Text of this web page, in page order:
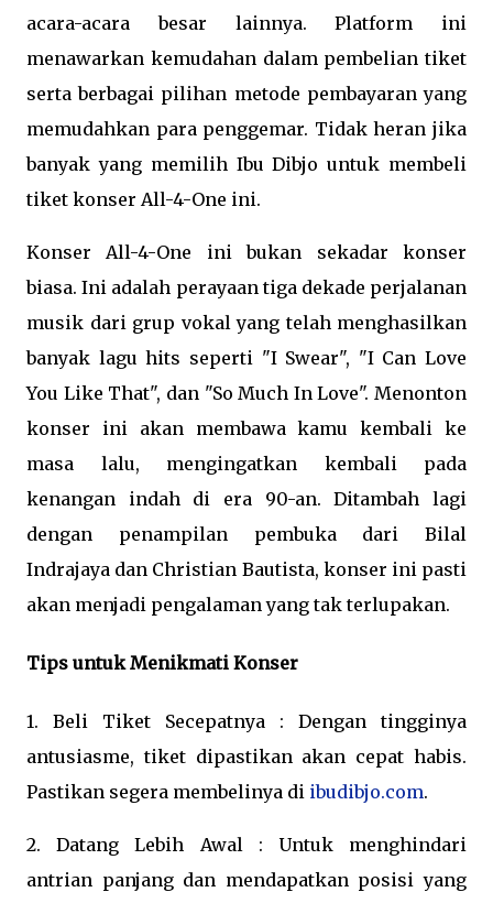
acara-acara besar lainnya. Platform ini
menawarkan kemudahan dalam pembelian tiket
serta berbagai pilihan metode pembayaran yang
memudahkan para penggemar. Tidak heran jika
banyak yang memilih Ibu Dibjo untuk membeli
tiket konser All-4-One ini.
Konser All-4-One ini bukan sekadar konser
biasa. Ini adalah perayaan tiga dekade perjalanan
musik dari grup vokal yang telah menghasilkan
banyak lagu hits seperti "I Swear", "I Can Love
You Like That", dan "So Much In Love". Menonton
konser ini akan membawa kamu kembali ke
masa lalu, mengingatkan kembali pada
kenangan indah di era 90-an. Ditambah lagi
dengan penampilan pembuka dari Bilal
Indrajaya dan Christian Bautista, konser ini pasti
akan menjadi pengalaman yang tak terlupakan.
Tips untuk Menikmati Konser
1. Beli Tiket Secepatnya : Dengan tingginya
antusiasme, tiket dipastikan akan cepat habis.
Pastikan segera membelinya di ibudibjo.com.
2. Datang Lebih Awal : Untuk menghindari
antrian panjang dan mendapatkan posisi yang